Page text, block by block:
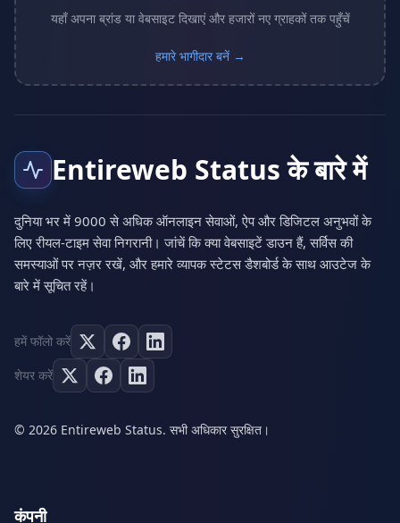
यहाँ अपना ब्रांड या वेबसाइट दिखाएं और हजारों नए ग्राहकों तक पहुँचें
हमारे भागीदार बनें →
Entireweb Status के बारे में
दुनिया भर में 9000 से अधिक ऑनलाइन सेवाओं, ऐप और डिजिटल अनुभवों के
लिए रीयल-टाइम सेवा निगरानी। जांचें कि क्या वेबसाइटें डाउन हैं, सर्विस की
समस्याओं पर नज़र रखें, और हमारे व्यापक स्टेटस डैशबोर्ड के साथ आउटेज के
बारे में सूचित रहें।
हमें फॉलो करें
शेयर करें
© 2026 Entireweb Status. सभी अधिकार सुरक्षित।
कंपनी